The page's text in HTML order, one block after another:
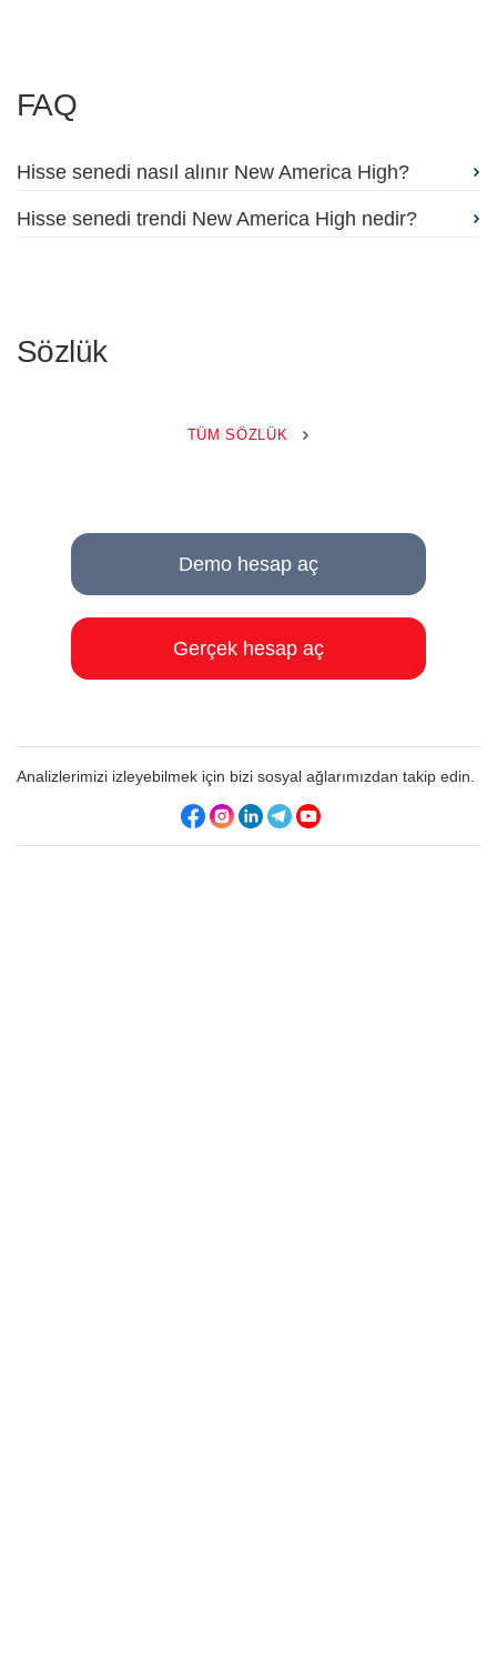
FAQ
Hisse senedi nasıl alınır New America High?
Hisse senedi trendi New America High nedir?
Sözlük
TÜM SÖZLÜK
Demo hesap aç
Gerçek hesap aç
Analizlerimizi izleyebilmek için bizi sosyal ağlarımızdan takip edin.